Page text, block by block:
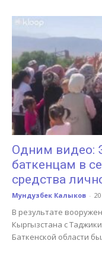
Одним видео:
баткенцам в
средства
Мундузбек Калыков -
В результате
Кыргызстана с
Баткенской области